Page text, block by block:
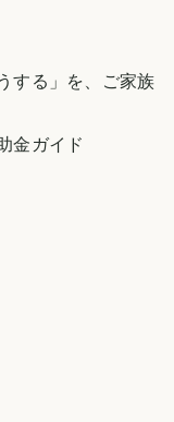
する」を、ご家族
金ガイド